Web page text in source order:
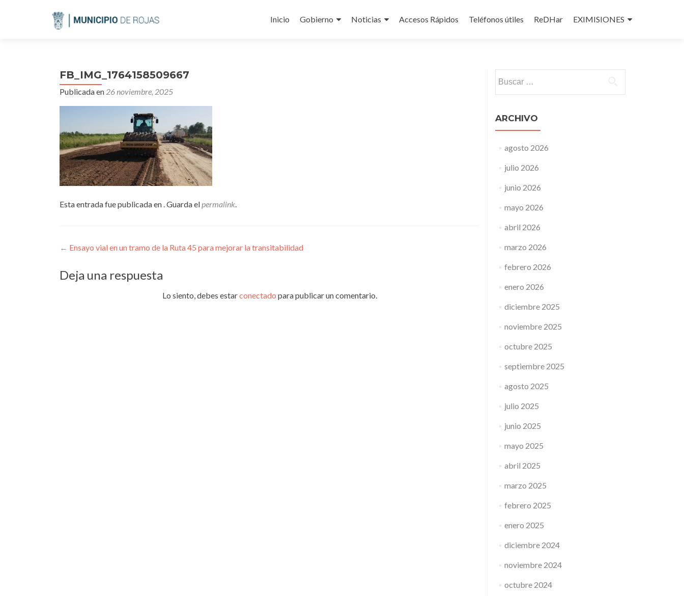
al
Inicio Gobierno Noticias Accesos Rápidos Teléfonos útiles ReDHar EXIMISIONES
FB_IMG_1764158509667
Publicada en 26 noviembre, 2025
Esta entrada fue publicada en . Guarda elpermalink.
Navegación
de
entradas
← Ensayo vial en un tramo de la Ruta 45 para mejorar la transitabilidad
Deja una respuesta
Lo siento, debes estarconectado para publicar un comentario.
ARCHIVO
agosto 2026
julio 2026
junio 2026
mayo 2026
abril 2026
marzo 2026
febrero 2026
enero 2026
diciembre 2025
noviembre 2025
octubre 2025
septiembre 2025
agosto 2025
julio 2025
junio 2025
mayo 2025
abril 2025
marzo 2025
febrero 2025
enero 2025
diciembre 2024
noviembre 2024
octubre 2024